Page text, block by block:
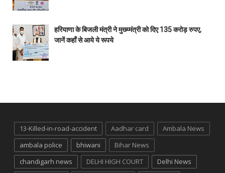
हरियाणा के बिजली मंत्री ने मुख्य्मंत्री को दिए 135 करोड़ रुपए,
जानें कहाँ से आये ये रूपये
13-Killed-in-road-accident Aadhar card
Ambala News
ambala police
bhiwani
Bihar News
chandigarh news
DELHI HIGH COURT
Delhi News